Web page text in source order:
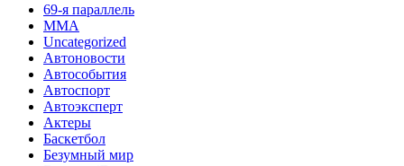
69-я параллель
MMA
Uncategorized
Автоновости
Автособытия
Автоспорт
Автоэксперт
Актеры
Баскетбол
Безумный мир